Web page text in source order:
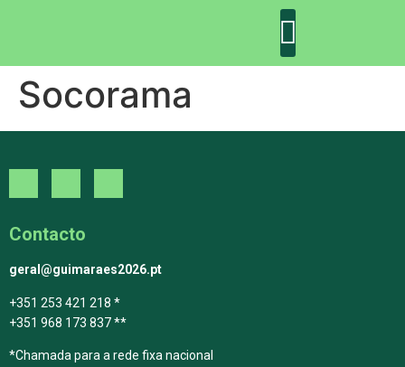
Socorama
Contacto
geral@guimaraes2026.pt
+351 253 421 218 *
+351 968 173 837 **
*Chamada para a rede fixa nacional